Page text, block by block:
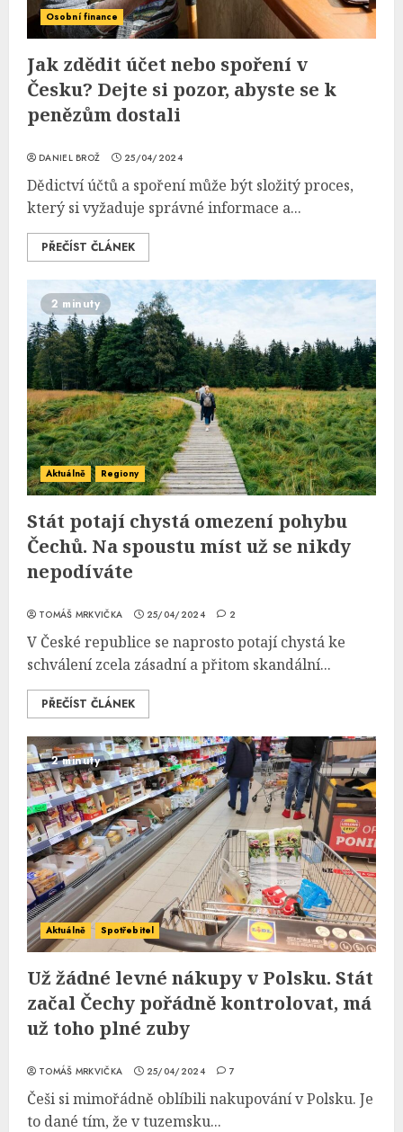
Osobní finance
Jak zdědit účet nebo spoření v
Česku? Dejte si pozor, abyste se k
penězům dostali
DANIEL BROŽ 25/04/2024
Dědictví účtů a spoření může být složitý proces,
který si vyžaduje správné informace a...
PŘEČÍST ČLÁNEK
2 minuty
Aktuálně Regiony
Stát potají chystá omezení pohybu
Čechů. Na spoustu míst už se nikdy
nepodíváte
TOMÁŠ MRKVIČKA 25/04/2024 2
V České republice se naprosto potají chystá ke
schválení zcela zásadní a přitom skandální...
PŘEČÍST ČLÁNEK
2 minuty
Aktuálně Spotřebitel
Už žádné levné nákupy v Polsku. Stát
začal Čechy pořádně kontrolovat, má
už toho plné zuby
TOMÁŠ MRKVIČKA 25/04/2024 7
Češi si mimořádně oblíbili nakupování v Polsku. Je
to dané tím, že v tuzemsku...